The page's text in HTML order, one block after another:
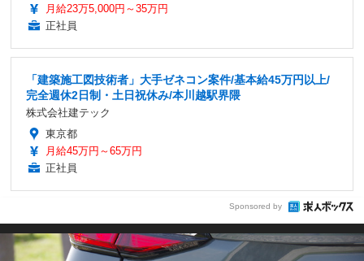
月給23万5,000円～35万円
正社員
「建築施工図技術者」大手ゼネコン案件/基本給45万円以上/
完全週休2日制・土日祝休み/本川越駅界隈
株式会社建テック
東京都
月給45万円～65万円
正社員
Sponsored by